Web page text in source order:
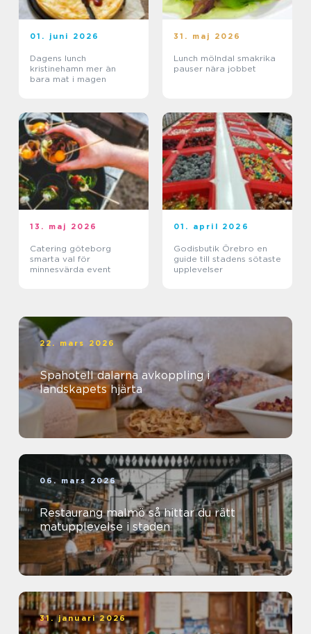
01. juni 2026
Dagens lunch
kristinehamn mer än
bara mat i magen
31. maj 2026
Lunch mölndal smakrika
pauser nära jobbet
13. maj 2026
Catering göteborg
smarta val för
minnesvärda event
01. april 2026
Godisbutik Örebro en
guide till stadens sötaste
upplevelser
22. mars 2026
Spahotell dalarna avkoppling i
landskapets hjärta
06. mars 2026
Restaurang malmö så hittar du rätt
matupplevelse i staden
31. januari 2026